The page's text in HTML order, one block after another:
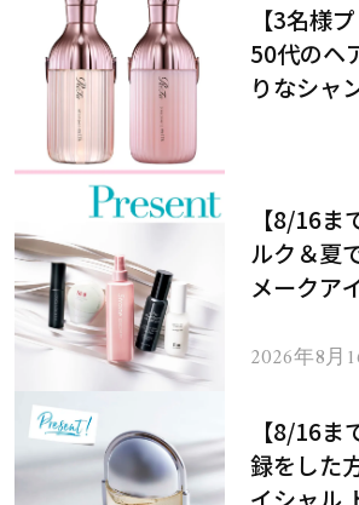
【3名様
50代のヘ
りなシャ
【8/16ま
ルク＆夏
メークア
2026年8月
【8/16
録をした